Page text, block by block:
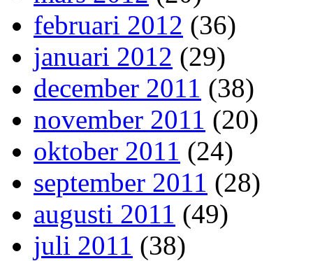
februari 2012 (36)
januari 2012 (29)
december 2011 (38)
november 2011 (20)
oktober 2011 (24)
september 2011 (28)
augusti 2011 (49)
juli 2011 (38)